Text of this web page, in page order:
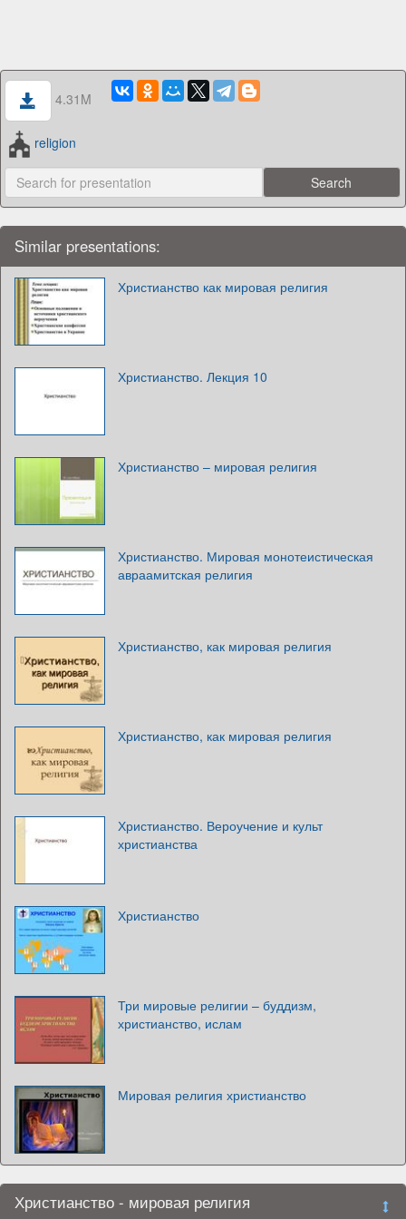
4.31M
religion
Similar presentations:
Христианство как мировая религия
Христианство. Лекция 10
Христианство – мировая религия
Христианство. Мировая монотеистическая
авраамитская религия
Христианство, как мировая религия
Христианство, как мировая религия
Христианство. Вероучение и культ
христианства
Христианство
Три мировые религии – буддизм,
христианство, ислам
Мировая религия христианство
Христианство - мировая религия